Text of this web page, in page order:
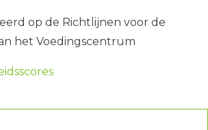
op de Richtlijnen voor de
het Voedingscentrum